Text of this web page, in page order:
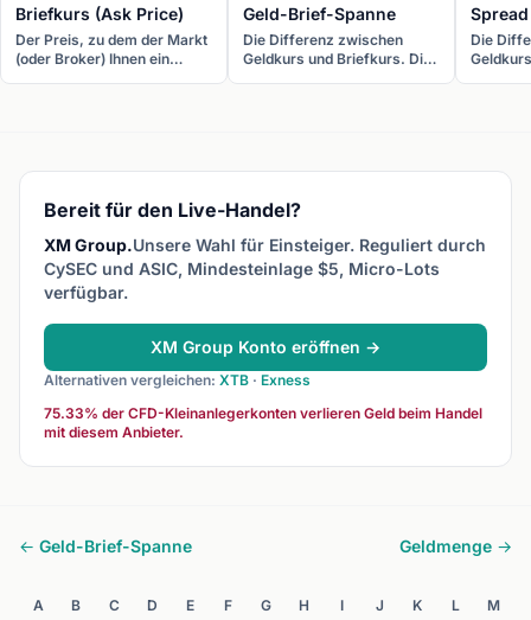
Briefkurs (Ask Price)
Der Preis, zu dem der Markt
(oder Broker) Ihnen ein
Geld-Brief-Spanne
Die Differenz zwischen
Geldkurs und Briefkurs. Die
Spread
Die
Bereit für den Live-Handel?
XM Group.Unsere Wahl für Einsteiger. Reguliert durch
CySEC und ASIC, Mindesteinlage $5, Micro-Lots
verfügbar.
XM Group Konto eröffnen →
Alternativen vergleichen: XTB · Exness
75.33% der CFD-Kleinanlegerkonten verlieren Geld beim Handel
mit diesem Anbieter.
← Geld-Brief-Spanne Geldmenge →
A B C D E F G H I J K L M